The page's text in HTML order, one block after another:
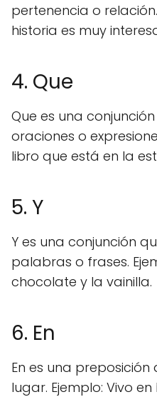
pertenencia o
historia es muy
4. Que
Que es una
oraciones o
libro que está en la
5. Y
Y es una conjunción
palabras o frases.
chocolate y la vainilla.
6. En
En es una
lugar. Ejemplo: Vivo